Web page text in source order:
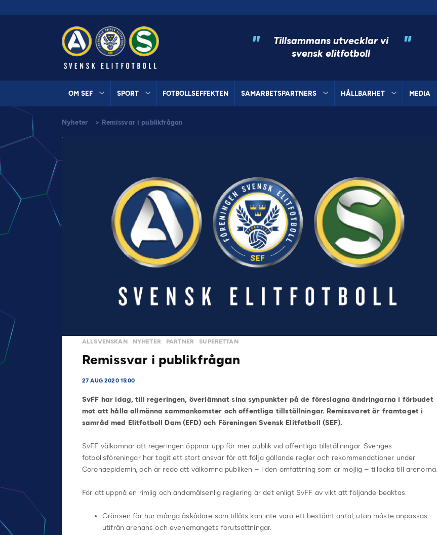
"
Tillsammans utvecklar vi
svensk elitfotboll
"
OM SEF SPORT FOTBOLLSEFFEKTEN SAMARBETSPARTNERS HÅLLBARHET MEDIA
Nyheter > Remissvar i publikfrågan
ALLSVENSKAN NYHETER PARTNER SUPERETTAN
Remissvar i publikfrågan
27 AUG 2020 15:00
SvFF har idag, till regeringen, överlämnat sina synpunkter på de föreslagna ändringarna i förbudet
mot att hålla allmänna sammankomster och offentliga tillställningar. Remissvaret är framtaget i
samråd med Elitfotboll Dam (EFD) och Föreningen Svensk Elitfotboll (SEF).
SvFF välkomnar att regeringen öppnar upp för mer publik vid offentliga tillställningar. Sveriges
fotbollsföreningar har tagit ett stort ansvar för att följa gällande regler och rekommendationer under
Coronaepidemin, och är redo att välkomna publiken – i den omfattning som är möjlig – tillbaka till arenorna.
För att uppnå en rimlig och ändamålsenlig reglering är det enligt SvFF av vikt att följande beaktas:
Gränsen för hur många åskådare som tillåts kan inte vara ett bestämt antal, utan måste anpassas
utifrån arenans och evenemangets förutsättningar.